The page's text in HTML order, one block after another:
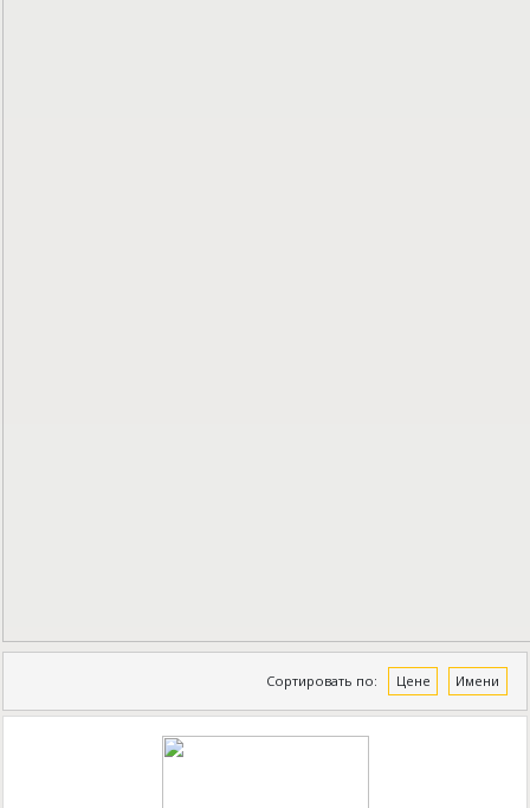
Сортировать по: Цене Имени